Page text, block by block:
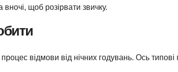
вночі, щоб розірвати звичку.
процес відмови від нічних годувань. Ось